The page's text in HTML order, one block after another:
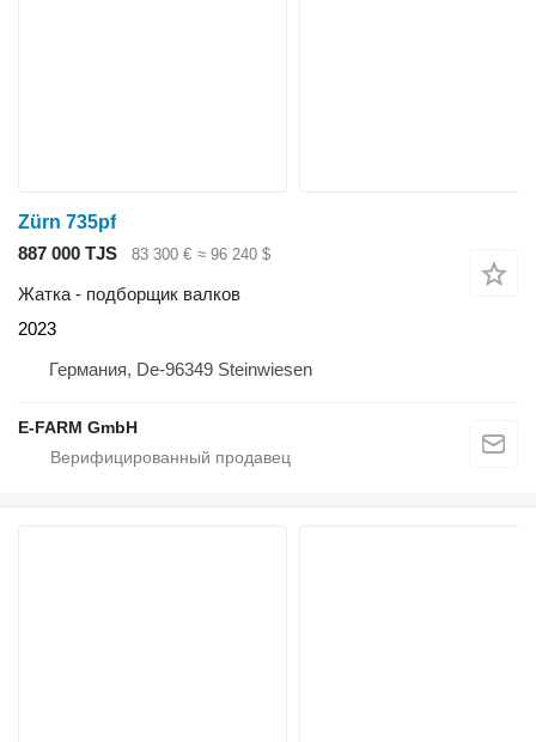
Zürn 735pf
887 000 TJS
83 300 € ≈ 96 240 $
Жатка - подборщик валков
2023
Германия, De-96349 Steinwiesen
E-FARM GmbH